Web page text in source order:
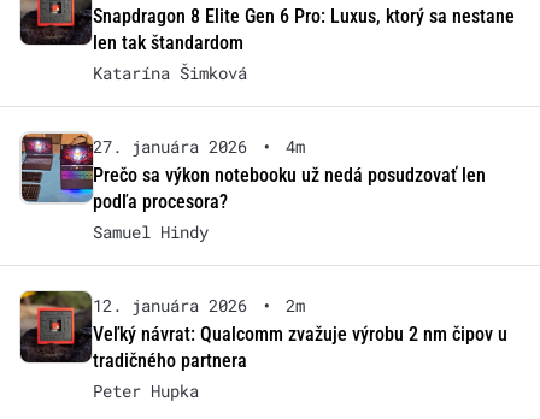
Snapdragon 8 Elite Gen 6 Pro: Luxus, ktorý sa nestane
len tak štandardom
Katarína Šimková
27. januára 2026 •
4m
Prečo sa výkon notebooku už nedá posudzovať len
podľa procesora?
Samuel Hindy
12. januára 2026 •
2m
Veľký návrat: Qualcomm zvažuje výrobu 2 nm čipov u
tradičného partnera
Peter Hupka